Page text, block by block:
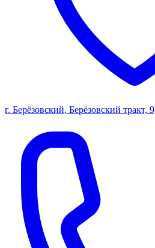
г. Берёзовский, Берёзовский тракт, 9